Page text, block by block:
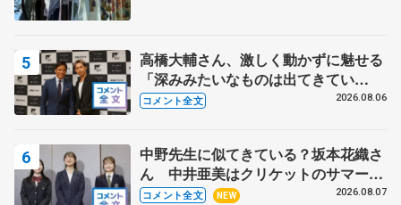
高橋大輔さん、激しく動かずに魅せる
「深みみたいなものは出てきてい
る？」 〝兄さん〟と慕うレジェンド
コメント全文 2026.08.06
中野先生に似てきている？坂本花織さ
ん 中井亜美はクリケットのサマーキ
ャンプに 島田麻央はたくさん試合に
コメント全文 NEW 2026.08.07